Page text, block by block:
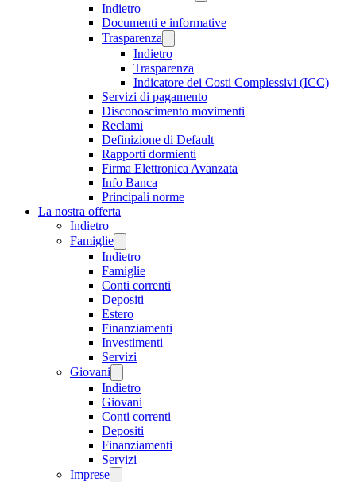
Indietro
Documenti e informative
Trasparenza
Indietro
Trasparenza
Indicatore dei Costi Complessivi (ICC)
Servizi di pagamento
Disconoscimento movimenti
Reclami
Definizione di Default
Rapporti dormienti
Firma Elettronica Avanzata
Info Banca
Principali norme
La nostra offerta
Indietro
Famiglie
Indietro
Famiglie
Conti correnti
Depositi
Estero
Finanziamenti
Investimenti
Servizi
Giovani
Indietro
Giovani
Conti correnti
Depositi
Finanziamenti
Servizi
Imprese